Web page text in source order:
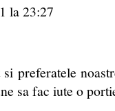
la 23:27
preferatele
sa fac iute o